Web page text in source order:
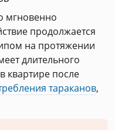
мгновенно
продолжается
на протяжении
длительного
квартире после
тараканов,